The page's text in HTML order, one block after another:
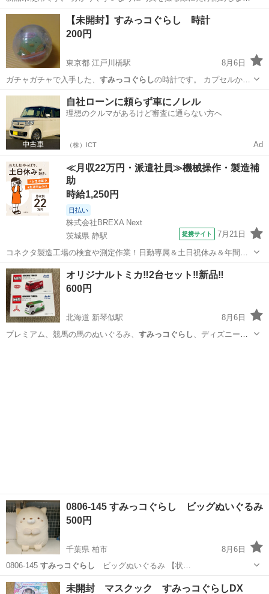
た。（撮影後は袋に入れて直してあります） サイズ 高さ約57cm 横幅
約41cm 奥行約32cm おままごととしても遊べますが、収納ボックスに
もなっている...
宮崎 都城市 西都城駅 すみっコぐらし
【未開封】すみっコぐらし 時計
200円
東京都 江戸川橋駅
8月6日
ガチャガチャで入手した、 すみっコぐらしの時計です。 カプセルから
も出して…
東京 新宿区 江戸川橋駅 おもちゃ
自社ローンに頼らず車にノレル
理想のクルマがあるけど審査に通らない方へ
（株）ICT Ad
≪月収22万円・派遣社員≫機械操作・製造補
助
時給1,250円
日払い
株式会社BREXA Next
茨城県 静駅
提携サイト 7月21日
コネクタ製造工場の検査や測定作業！日勤専属＆土日祝休み＆年間休
日128日★クリーンルーム内作業★マイカー通勤OK＆無料駐車場あり
★就業先食堂利用可！日払い制度あり！《茨城県常陸大宮市》 人気の
工場のお仕事 ◇コネクタ製造工...
茨城 常陸大宮市 静駅
オリジナルトミカ‼️2台セット‼️新品‼️
600円
北海道 新琴似駅
8月6日
プレミアム、競馬の馬のぬいぐるみ、 すみっコぐらし 、ディズニーカ
0806-145 すみっコぐらし ビッグぬいぐるみ
500円
千葉県 柏市
8月6日
0806-145 すみっコぐらし ビッグぬいぐるみ 【状…
千葉 柏市 その他 すみっコぐらし
未開封 マスクック すみっコぐらしDX